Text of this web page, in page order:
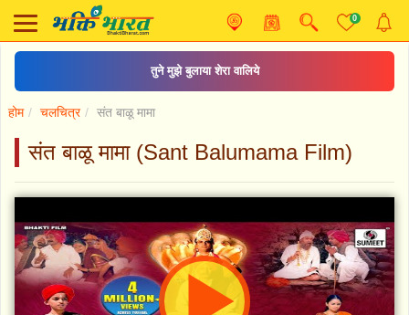
0
तुने मुझे बुलाया शेरा वालिये
होम चलचित्र संत बाळू मामा
संत बाळू मामा (Sant Balumama Film)